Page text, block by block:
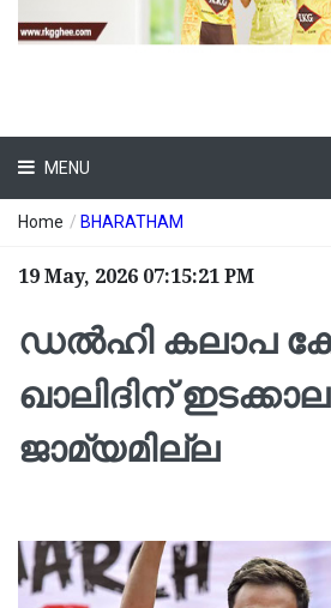
MENU
Home / BHARATHAM
19 May, 2026 07:15:21 PM
ഡൽഹി കലാപ
ഖാലിദിന് ഇടക്കാല
ജാമ്യമില്ല